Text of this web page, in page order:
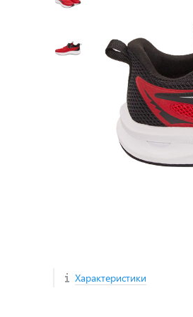
Характеристики